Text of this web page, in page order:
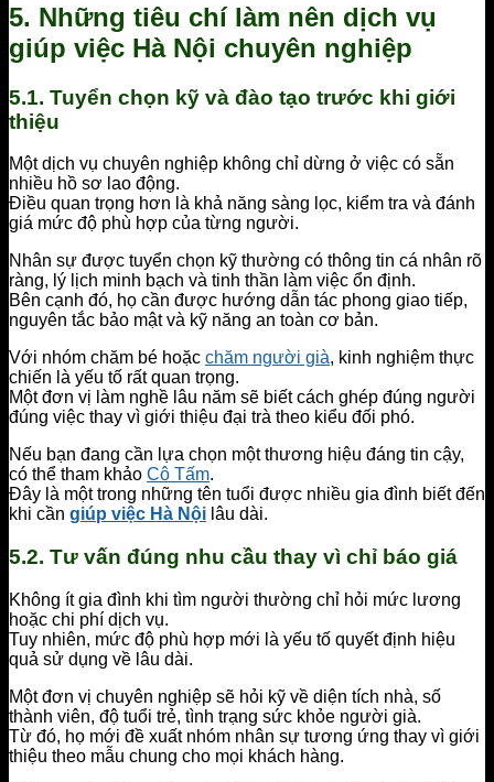
5. Những tiêu chí làm nên dịch vụ
giúp việc Hà Nội chuyên nghiệp
5.1. Tuyển chọn kỹ và đào tạo trước khi giới
thiệu
Một dịch vụ chuyên nghiệp không chỉ dừng ở việc có sẵn
nhiều hồ sơ lao động.
Điều quan trọng hơn là khả năng sàng lọc, kiểm tra và đánh
giá mức độ phù hợp của từng người.
Nhân sự được tuyển chọn kỹ thường có thông tin cá nhân rõ
ràng, lý lịch minh bạch và tinh thần làm việc ổn định.
Bên cạnh đó, họ cần được hướng dẫn tác phong giao tiếp,
nguyên tắc bảo mật và kỹ năng an toàn cơ bản.
Với nhóm chăm bé hoặc chăm người già, kinh nghiệm thực
chiến là yếu tố rất quan trọng.
Một đơn vị làm nghề lâu năm sẽ biết cách ghép đúng người
đúng việc thay vì giới thiệu đại trà theo kiểu đối phó.
Nếu bạn đang cần lựa chọn một thương hiệu đáng tin cậy,
có thể tham khảo Cô Tấm.
Đây là một trong những tên tuổi được nhiều gia đình biết đến
khi cần giúp việc Hà Nội lâu dài.
5.2. Tư vấn đúng nhu cầu thay vì chỉ báo giá
Không ít gia đình khi tìm người thường chỉ hỏi mức lương
hoặc chi phí dịch vụ.
Tuy nhiên, mức độ phù hợp mới là yếu tố quyết định hiệu
quả sử dụng về lâu dài.
Một đơn vị chuyên nghiệp sẽ hỏi kỹ về diện tích nhà, số
thành viên, độ tuổi trẻ, tình trạng sức khỏe người già.
Từ đó, họ mới đề xuất nhóm nhân sự tương ứng thay vì giới
thiệu theo mẫu chung cho mọi khách hàng.